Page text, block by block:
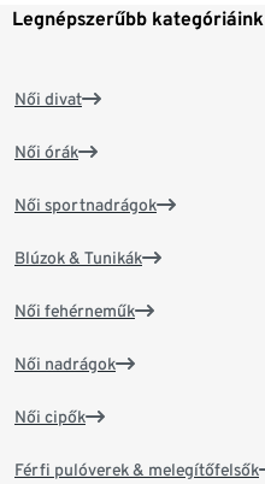
Legnépszerűbb kategóriáink
Női divat
Női órák
Női sportnadrágok
Blúzok & Tunikák
Női fehérneműk
Női nadrágok
Női cipők
Férfi pulóverek & melegítőfelsők